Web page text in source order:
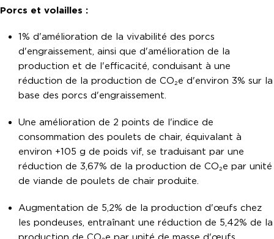
Porcs et volailles :
1% d'amélioration de la vivabilité des porcs
d'engraissement, ainsi que d'amélioration de la
production et de l'efficacité, conduisant à une
réduction de la production de CO₂e d'environ 3% sur la
base des porcs d'engraissement.
Une amélioration de 2 points de l'indice de
consommation des poulets de chair, équivalant à
environ +105 g de poids vif, se traduisant par une
réduction de 3,67% de la production de CO₂e par unité
de viande de poulets de chair produite.
Augmentation de 5,2% de la production d'œufs chez
les pondeuses, entraînant une réduction de 5,42% de la